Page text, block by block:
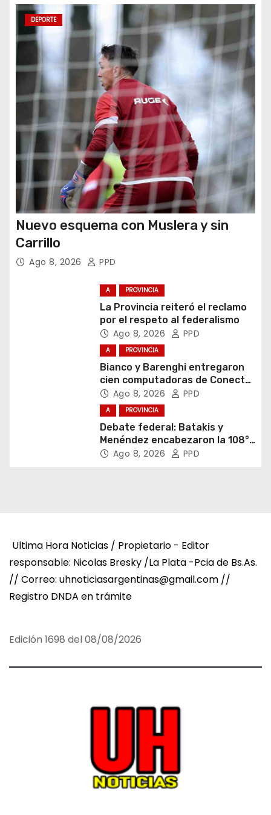
n
t
r
d
a
s
DEPORTE
Nuevo esquema con Muslera y sin
Carrillo
Ago 8, 2026 PPD
A PROVINCIA
La Provincia reiteró el reclamo
por el respeto al federalismo
Ago 8, 2026 PPD
A PROVINCIA
Bianco y Barenghi entregaron
cien computadoras de Conectar
Igualdad Bonaerense
Ago 8, 2026 PPD
A PROVINCIA
Debate federal: Batakis y
Menéndez encabezaron la 108°
Asamblea del CNV
Ago 8, 2026 PPD
Ultima Hora Noticias / Propietario - Editor
responsable: Nicolas Bresky /La Plata -Pcia de Bs.As.
// Correo: uhnoticiasargentinas@gmail.com //
Registro DNDA en trámite
Edición 1698 del 08/08/2026